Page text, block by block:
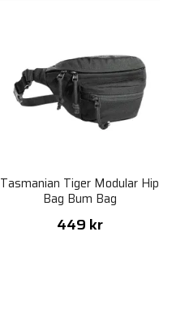
Tasmanian Tiger Modular Hip
Bag Bum Bag
449 kr